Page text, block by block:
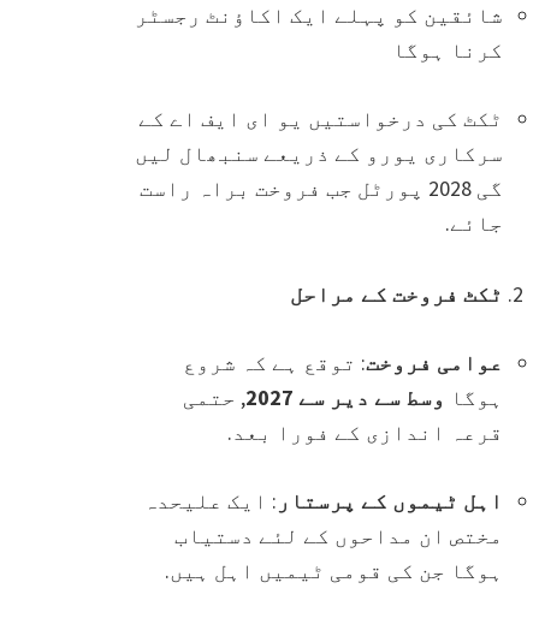
شائقین کو پہلے ایک اکاؤنٹ رجسٹر
کرنا ہوگا
ٹکٹ کی درخواستیں یو ای ایف اے کے
سرکاری یورو کے ذریعے سنبھال لیں
گی 2028 پورٹل جب فروخت براہ راست
جائے.
ٹکٹ فروخت کے مراحل
عوامی فروخت: توقع ہے کہ شروع
ہوگا وسط سے دیر سے 2027
, حتمی
قرعہ اندازی کے فورا بعد.
اہل ٹیموں کے پرستار : ایک علیحدہ
مختص ان مداحوں کے لئے دستیاب
ہوگا جن کی قومی ٹیمیں اہل ہیں.